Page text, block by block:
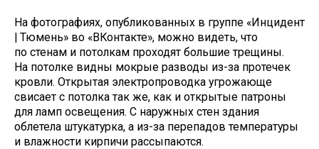
На фотографиях, опубликованных в группе «Инцидент
| Тюмень» во «ВКонтакте», можно видеть, что
по стенам и потолкам проходят большие трещины.
На потолке видны мокрые разводы из-за протечек
кровли. Открытая электропроводка угрожающе
свисает с потолка так же, как и открытые патроны
для ламп освещения. С наружных стен здания
облетела штукатурка, а из-за перепадов температуры
и влажности кирпичи рассыпаются.